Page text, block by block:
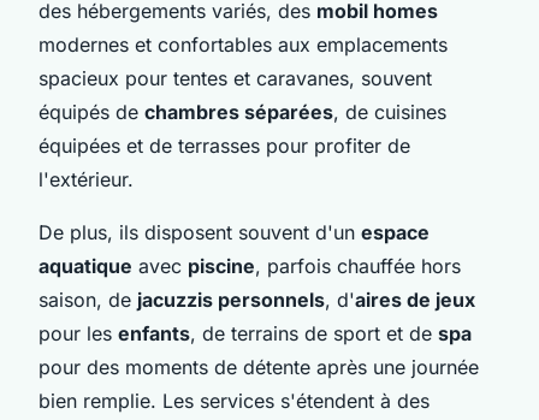
des hébergements variés, des mobil homes
modernes et confortables aux emplacements
spacieux pour tentes et caravanes, souvent
équipés de chambres séparées, de cuisines
équipées et de terrasses pour profiter de
l'extérieur.
De plus, ils disposent souvent d'un espace
aquatique avec piscine, parfois chauffée hors
saison, de jacuzzis personnels, d'aires de jeux
pour les enfants, de terrains de sport et de spa
pour des moments de détente après une journée
bien remplie. Les services s'étendent à des